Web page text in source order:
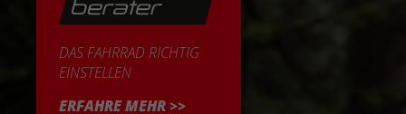
DAS FAHRRAD RICHTIG
EINSTELLEN
ERFAHRE MEHR >>